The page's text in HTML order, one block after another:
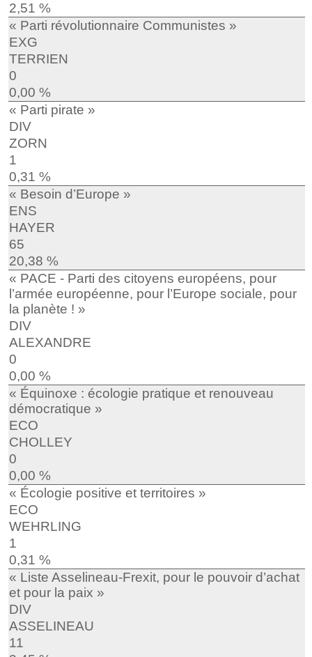
2,51 %
« Parti révolutionnaire Communistes »
EXG
TERRIEN
0
0,00 %
« Parti pirate »
DIV
ZORN
1
0,31 %
« Besoin d’Europe »
ENS
HAYER
65
20,38 %
« PACE - Parti des citoyens européens, pour
l’armée européenne, pour l’Europe sociale, pour
la planète ! »
DIV
ALEXANDRE
0
0,00 %
« Équinoxe : écologie pratique et renouveau
démocratique »
ECO
CHOLLEY
0
0,00 %
« Écologie positive et territoires »
ECO
WEHRLING
1
0,31 %
« Liste Asselineau-Frexit, pour le pouvoir d’achat
et pour la paix »
DIV
ASSELINEAU
11